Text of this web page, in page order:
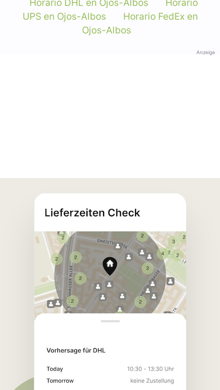
Horario DHL en Ojos-Albos
Horario
UPS en Ojos-Albos
Horario FedEx en
Ojos-Albos
Anzeige